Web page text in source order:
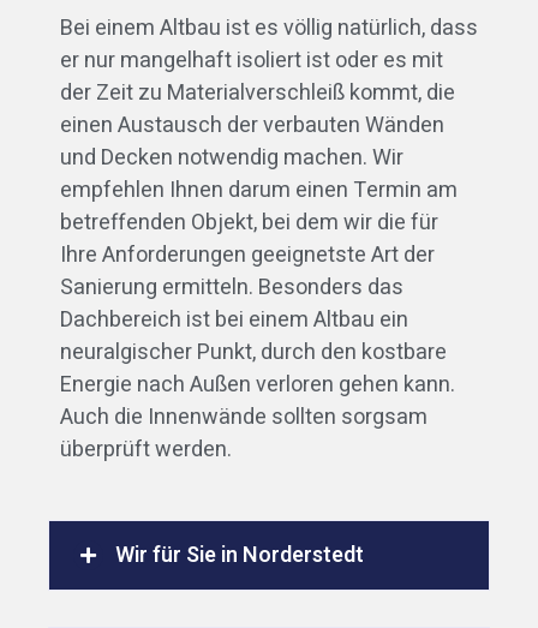
Bei einem Altbau ist es völlig natürlich, dass
er nur mangelhaft isoliert ist oder es mit
der Zeit zu Materialverschleiß kommt, die
einen Austausch der verbauten Wänden
und Decken notwendig machen. Wir
empfehlen Ihnen darum einen Termin am
betreffenden Objekt, bei dem wir die für
Ihre Anforderungen geeignetste Art der
Sanierung ermitteln. Besonders das
Dachbereich ist bei einem Altbau ein
neuralgischer Punkt, durch den kostbare
Energie nach Außen verloren gehen kann.
Auch die Innenwände sollten sorgsam
überprüft werden.
Wir für Sie in Norderstedt